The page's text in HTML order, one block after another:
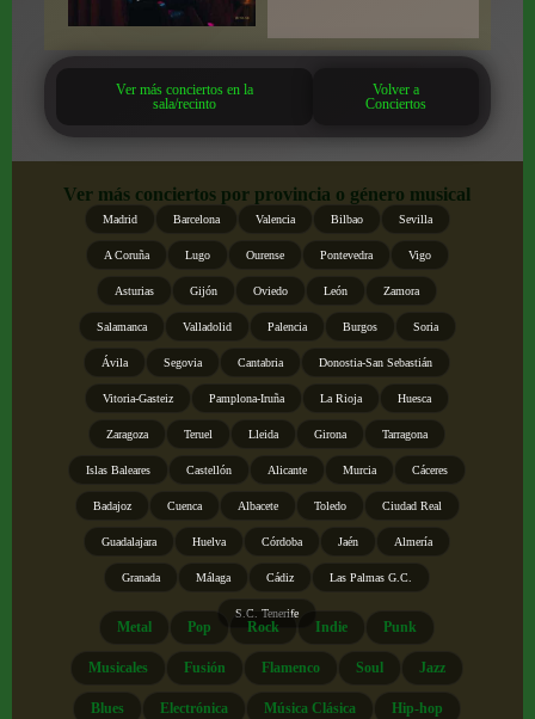
Ver más conciertos en la
sala/recinto
Volver a
Conciertos
Ver más conciertos por provincia o género musical
Madrid Barcelona Valencia Bilbao Sevilla
A Coruña Lugo Ourense Pontevedra Vigo
Asturias Gijón Oviedo León Zamora
Salamanca Valladolid Palencia Burgos Soria
Ávila Segovia Cantabria Donostia-San Sebastián
Vitoria-Gasteiz Pamplona-Iruña La Rioja Huesca
Zaragoza Teruel Lleida Girona Tarragona
Islas Baleares Castellón Alicante Murcia Cáceres
Badajoz Cuenca Albacete Toledo Ciudad Real
Guadalajara Huelva Córdoba Jaén Almería
Granada Málaga Cádiz Las Palmas G.C.
S.C. Tenerife
Metal Pop Rock Indie Punk
Musicales Fusión Flamenco Soul Jazz
Blues Electrónica Música Clásica Hip-hop